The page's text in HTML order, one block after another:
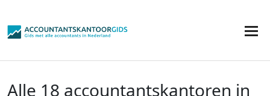
Alle 18 accountantskantoren in